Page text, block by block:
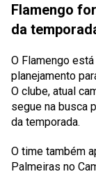
Flamengo
da
O Flamengo
planejamento
O clube, atual
segue na busca
da temporada.
O time também
Palmeiras no